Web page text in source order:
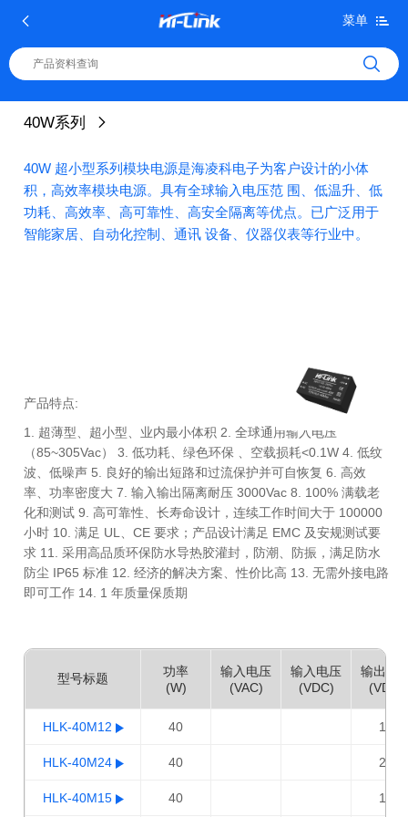
菜单
40W系列
40W 超小型系列模块电源是海凌科电子为客户设计的小体
积，高效率模块电源。具有全球输入电压范 围、低温升、低
功耗、高效率、高可靠性、高安全隔离等优点。已广泛用于
智能家居、自动化控制、通讯 设备、仪器仪表等行业中。
产品特点:
1. 超薄型、超小型、业内最小体积 2. 全球通用输入电压
（85~305Vac） 3. 低功耗、绿色环保 、空载损耗<0.1W 4. 低纹
波、低噪声 5. 良好的输出短路和过流保护并可自恢复 6. 高效
率、功率密度大 7. 输入输出隔离耐压 3000Vac 8. 100% 满载老
化和测试 9. 高可靠性、长寿命设计，连续工作时间大于 100000
小时 10. 满足 UL、CE 要求；产品设计满足 EMC 及安规测试要
求 11. 采用高品质环保防水导热胶灌封，防潮、防振，满足防水
防尘 IP65 标准 12. 经济的解决方案、性价比高 13. 无需外接电路
即可工作 14. 1 年质量保质期
型号标题
功率
(W)
输入电压
(VAC)
输入电压
(VDC)
输出电
(VDC)
HLK-40M12 40 12
HLK-40M24 40 24
HLK-40M15 40 15